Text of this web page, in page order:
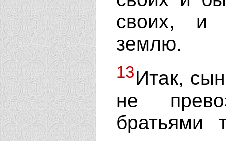
своих, и
землю.
13Итак,
не